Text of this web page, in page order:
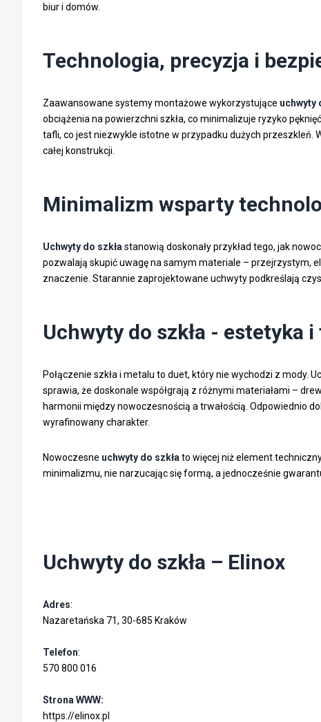
biur i domów.
Technologia, precyzja i
Zaawansowane systemy montażowe wykorzystujące uchwyty
obciążenia na powierzchni szkła, co minimalizuje ryzyko
tafli, co jest niezwykle istotne w przypadku dużych
całej konstrukcji.
Minimalizm wsparty
Uchwyty do szkła stanowią doskonały przykład tego, jak
pozwalają skupić uwagę na samym materiale – przejrzystym,
znaczenie. Starannie zaprojektowane uchwyty podkreślają
Uchwyty do szkła - estetyka
Połączenie szkła i metalu to duet, który nie wychodzi z
sprawia, że doskonale współgrają z różnymi materiałami –
harmonii między nowoczesnością a trwałością. Odpowiednio
wyrafinowany charakter.
Nowoczesne uchwyty do szkła to więcej niż element
minimalizmu, nie narzucając się formą, a jednocześnie
Uchwyty do szkła – Elinox
Adres:
Nazaretańska 71, 30-685 Kraków
Telefon:
570 800 016
Strona WWW:
https://elinox.pl